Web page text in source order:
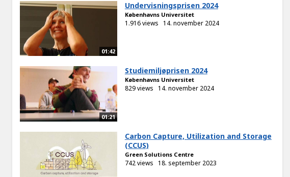
01:42
Undervisningsprisen 2024
Københavns Universitet
1.916 views 14. november 2024
01:21
Studiemiljøprisen 2024
Københavns Universitet
829 views 14. november 2024
Carbon Capture, Utilization and Storage
(CCUS)
Green Solutions Centre
742 views 18. september 2023